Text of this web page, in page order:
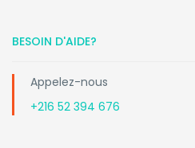
BESOIN D'AIDE?
Appelez-nous
+216 52 394 676